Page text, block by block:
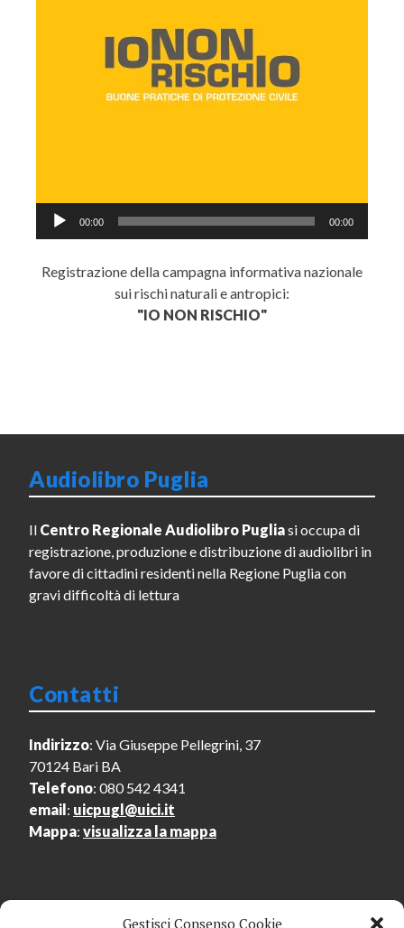
Gestisci Consenso Cookie
Audio
00:00 00:00
Registrazione della campagna informativa nazionale
sui rischi naturali e antropici:
"IO NON RISCHIO"
Audiolibro Puglia
Il Centro Regionale Audiolibro Pugliasi occupa di
registrazione, produzione e distribuzione di audiolibri in
favore di cittadini residenti nella Regione Puglia con
gravi difficoltà di lettura
Contatti
Indirizzo: Via Giuseppe Pellegrini, 37
70124 Bari BA
Telefono: 080 542 4341
email : uicpugl@uici.it
Mappa: visualizza la mappa